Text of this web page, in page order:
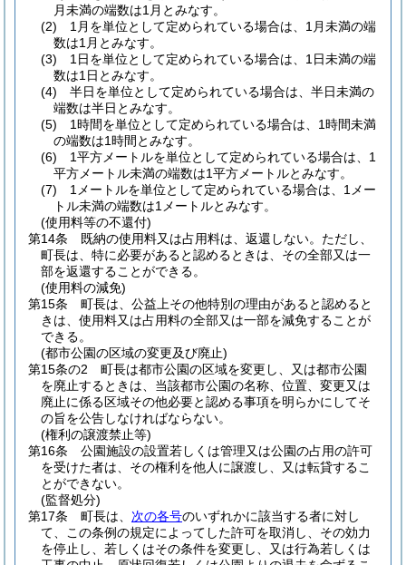
月未満の端数は1月とみなす。
(2)
1月を単位として定められている場合は、1月未満の端
数は1月とみなす。
(3)
1日を単位として定められている場合は、1日未満の端
数は1日とみなす。
(4)
半日を単位として定められている場合は、半日未満の
端数は半日とみなす。
(5)
1時間を単位として定められている場合は、1時間未満
の端数は1時間とみなす。
(6)
1平方メートルを単位として定められている場合は、1
平方メートル未満の端数は1平方メートルとみなす。
(7)
1メートルを単位として定められている場合は、1メー
トル未満の端数は1メートルとみなす。
(使用料等の不還付)
第14条
既納の使用料又は占用料は、返還しない。 ただし、
町長は、特に必要があると認めるときは、その全部又は一
部を返還することができる。
(使用料の減免)
第15条
町長は、公益上その他特別の理由があると認めると
きは、使用料又は占用料の全部又は一部を減免することが
できる。
(都市公園の区域の変更及び廃止)
第15条の2
町長は都市公園の区域を変更し、又は都市公園
を廃止するときは、当該都市公園の名称、位置、変更又は
廃止に係る区域その他必要と認める事項を明らかにしてそ
の旨を公告しなければならない。
(権利の譲渡禁止等)
第16条
公園施設の設置若しくは管理又は公園の占用の許可
を受けた者は、その権利を他人に譲渡し、又は転貸するこ
とができない。
(監督処分)
第17条
町長は、 次の各号のいずれかに該当する者に対し
て、この条例の規定によってした許可を取消し、その効力
を停止し、若しくはその条件を変更し、又は行為若しくは